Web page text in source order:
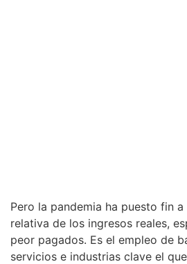
Pero la pandemia ha puesto fin
relativa de los ingresos reales,
peor pagados. Es el empleo de
servicios e industrias clave el